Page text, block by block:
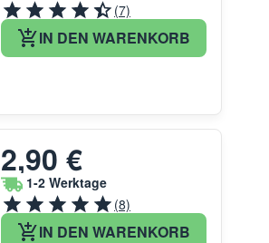
(7)
IN DEN WARENKORB
2,90 €
1-2 Werktage
(8)
IN DEN WARENKORB